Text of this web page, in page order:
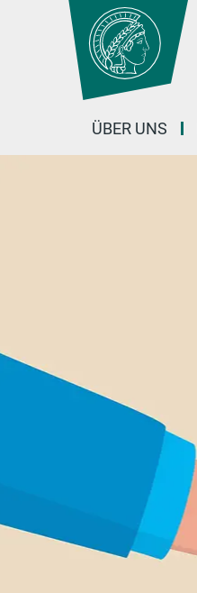
Hauptinhalt
ÜBER UNS